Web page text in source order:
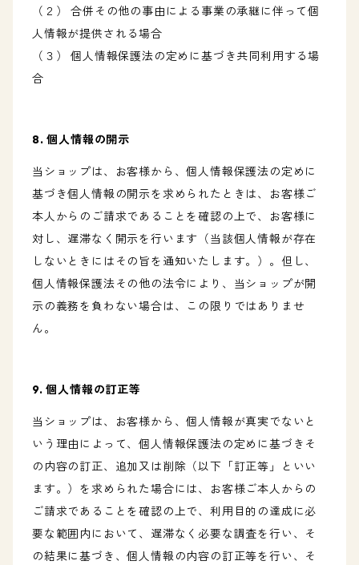
（２） 合併その他の事由による事業の承継に伴って個
人情報が提供される場合
（３） 個人情報保護法の定めに基づき共同利用する場
合
8. 個人情報の開示
当ショップは、お客様から、個人情報保護法の定めに
基づき個人情報の開示を求められたときは、お客様ご
本人からのご請求であることを確認の上で、お客様に
対し、遅滞なく開示を行います（当該個人情報が存在
しないときにはその旨を通知いたします。）。但し、
個人情報保護法その他の法令により、当ショップが開
示の義務を負わない場合は、この限りではありませ
ん。
9. 個人情報の訂正等
当ショップは、お客様から、個人情報が真実でないと
いう理由によって、個人情報保護法の定めに基づきそ
の内容の訂正、追加又は削除（以下「訂正等」といい
ます。）を求められた場合には、お客様ご本人からの
ご請求であることを確認の上で、利用目的の達成に必
要な範囲内において、遅滞なく必要な調査を行い、そ
の結果に基づき、個人情報の内容の訂正等を行い、そ